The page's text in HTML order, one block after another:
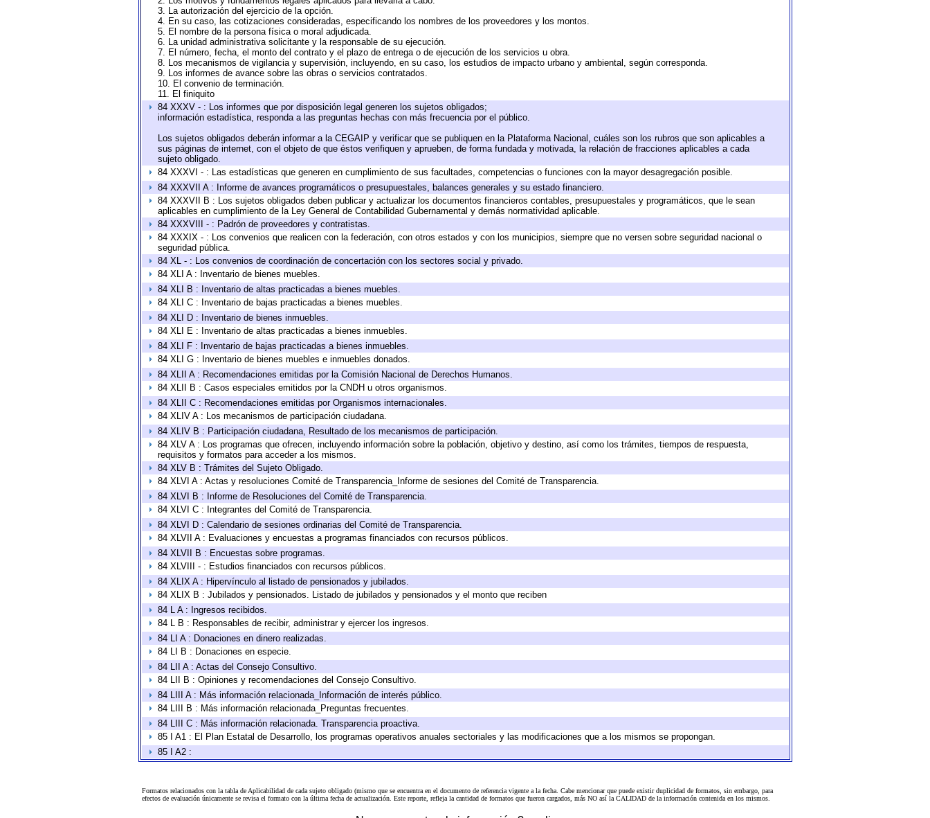
3. La autorización del ejercicio de la opción.
4. En su caso, las cotizaciones consideradas, especificando los nombres de los proveedores y los montos.
5. El nombre de la persona física o moral adjudicada.
6. La unidad administrativa solicitante y la responsable de su ejecución.
7. El número, fecha, el monto del contrato y el plazo de entrega o de ejecución de los servicios u obra.
8. Los mecanismos de vigilancia y supervisión, incluyendo, en su caso, los estudios de impacto urbano y ambiental, según corresponda.
9. Los informes de avance sobre las obras o servicios contratados.
10. El convenio de terminación.
11. El finiquito
84 XXXV - : Los informes que por disposición legal generen los sujetos obligados;
información estadística, responda a las preguntas hechas con más frecuencia por el público.
Los sujetos obligados deberán informar a la CEGAIP y verificar que se publiquen en la Plataforma Nacional, cuáles son los rubros que son aplicables a
sus páginas de internet, con el objeto de que éstos verifiquen y aprueben, de forma fundada y motivada, la relación de fracciones aplicables a cada
sujeto obligado.
84 XXXVI - : Las estadísticas que generen en cumplimiento de sus facultades, competencias o funciones con la mayor desagregación posible.
84 XXXVII A : Informe de avances programáticos o presupuestales, balances generales y su estado financiero.
84 XXXVII B : Los sujetos obligados deben publicar y actualizar los documentos financieros contables, presupuestales y programáticos, que le sean
aplicables en cumplimiento de la Ley General de Contabilidad Gubernamental y demás normatividad aplicable.
84 XXXVIII - : Padrón de proveedores y contratistas.
84 XXXIX - : Los convenios que realicen con la federación, con otros estados y con los municipios, siempre que no versen sobre seguridad nacional o
seguridad pública.
84 XL - : Los convenios de coordinación de concertación con los sectores social y privado.
84 XLI A : Inventario de bienes muebles.
84 XLI B : Inventario de altas practicadas a bienes muebles.
84 XLI C : Inventario de bajas practicadas a bienes muebles.
84 XLI D : Inventario de bienes inmuebles.
84 XLI E : Inventario de altas practicadas a bienes inmuebles.
84 XLI F : Inventario de bajas practicadas a bienes inmuebles.
84 XLI G : Inventario de bienes muebles e inmuebles donados.
84 XLII A : Recomendaciones emitidas por la Comisión Nacional de Derechos Humanos.
84 XLII B : Casos especiales emitidos por la CNDH u otros organismos.
84 XLII C : Recomendaciones emitidas por Organismos internacionales.
84 XLIV A : Los mecanismos de participación ciudadana.
84 XLIV B : Participación ciudadana, Resultado de los mecanismos de participación.
84 XLV A : Los programas que ofrecen, incluyendo información sobre la población, objetivo y destino, así como los trámites, tiempos de respuesta,
requisitos y formatos para acceder a los mismos.
84 XLV B : Trámites del Sujeto Obligado.
84 XLVI A : Actas y resoluciones Comité de Transparencia_Informe de sesiones del Comité de Transparencia.
84 XLVI B : Informe de Resoluciones del Comité de Transparencia.
84 XLVI C : Integrantes del Comité de Transparencia.
84 XLVI D : Calendario de sesiones ordinarias del Comité de Transparencia.
84 XLVII A : Evaluaciones y encuestas a programas financiados con recursos públicos.
84 XLVII B : Encuestas sobre programas.
84 XLVIII - : Estudios financiados con recursos públicos.
84 XLIX A : Hipervínculo al listado de pensionados y jubilados.
84 XLIX B : Jubilados y pensionados. Listado de jubilados y pensionados y el monto que reciben
84 L A : Ingresos recibidos.
84 L B : Responsables de recibir, administrar y ejercer los ingresos.
84 LI A : Donaciones en dinero realizadas.
84 LI B : Donaciones en especie.
84 LII A : Actas del Consejo Consultivo.
84 LII B : Opiniones y recomendaciones del Consejo Consultivo.
84 LIII A : Más información relacionada_Información de interés público.
84 LIII B : Más información relacionada_Preguntas frecuentes.
84 LIII C : Más información relacionada. Transparencia proactiva.
85 I A1 : El Plan Estatal de Desarrollo, los programas operativos anuales sectoriales y las modificaciones que a los mismos se propongan.
85 I A2 :
Formatos relacionados con la tabla de Aplicabilidad de cada sujeto obligado (mismo que se encuentra en el documento de referenciavigente a la fecha. Cabe mencionar que puede existir duplicidad de formatos, sin embargo, para
efectos de evaluación únicamente se revisa el formato con la última fecha de actualización. Este reporte, refleja la cantidad de formatos que fueron cargados, más NO así la CALIDAD de la información contenida en los mismos.